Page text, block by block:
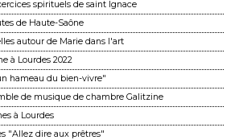
spirituels de saint Ignace
de Haute-Saône
autour de Marie dans l'art
à Lourdes 2022
hameau du bien-vivre"
de musique de chambre Galitzine
à Lourdes
"Allez dire aux prêtres"